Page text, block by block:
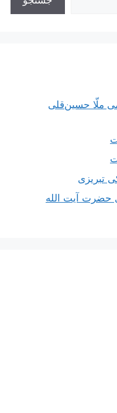
ملّا حسین‌قلی
تبریزی
حضرت آیت الله